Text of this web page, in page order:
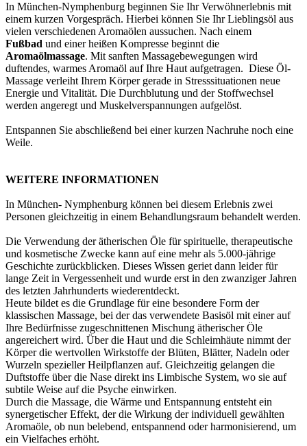
In München-Nymphenburg beginnen Sie Ihr Verwöhnerlebnis mit
einem kurzen Vorgespräch. Hierbei können Sie Ihr Lieblingsöl aus
vielen verschiedenen Aromaölen aussuchen. Nach einem
Fußbad und einer heißen Kompresse beginnt die
Aromaölmassage. Mit sanften Massagebewegungen wird
duftendes, warmes Aromaöl auf Ihre Haut aufgetragen. Diese Öl-
Massage verleiht Ihrem Körper gerade in Stresssituationen neue
Energie und Vitalität. Die Durchblutung und der Stoffwechsel
werden angeregt und Muskelverspannungen aufgelöst.
Entspannen Sie abschließend bei einer kurzen Nachruhe noch eine
Weile.
WEITERE INFORMATIONEN
In München- Nymphenburg können bei diesem Erlebnis zwei
Personen gleichzeitig in einem Behandlungsraum behandelt werden.
Die Verwendung der ätherischen Öle für spirituelle, therapeutische
und kosmetische Zwecke kann auf eine mehr als 5.000-jährige
Geschichte zurückblicken. Dieses Wissen geriet dann leider für
lange Zeit in Vergessenheit und wurde erst in den zwanziger Jahren
des letzten Jahrhunderts wiederentdeckt.
Heute bildet es die Grundlage für eine besondere Form der
klassischen Massage, bei der das verwendete Basisöl mit einer auf
Ihre Bedürfnisse zugeschnittenen Mischung ätherischer Öle
angereichert wird. Über die Haut und die Schleimhäute nimmt der
Körper die wertvollen Wirkstoffe der Blüten, Blätter, Nadeln oder
Wurzeln spezieller Heilpflanzen auf. Gleichzeitig gelangen die
Duftstoffe über die Nase direkt ins Limbische System, wo sie auf
subtile Weise auf die Psyche einwirken.
Durch die Massage, die Wärme und Entspannung entsteht ein
synergetischer Effekt, der die Wirkung der individuell gewählten
Aromaöle, ob nun belebend, entspannend oder harmonisierend, um
ein Vielfaches erhöht.